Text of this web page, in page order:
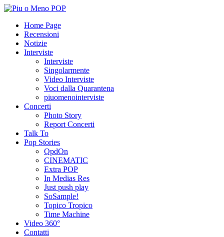
Home Page
Recensioni
Notizie
Interviste
Interviste
Singolarmente
Video Interviste
Voci dalla Quarantena
piuomenointerviste
Concerti
Photo Story
Report Concerti
Talk To
Pop Stories
QpdOn
CINEMATIC
Extra POP
In Medias Res
Just push play
SoSample!
Topico Tropico
Time Machine
Video 360°
Contatti